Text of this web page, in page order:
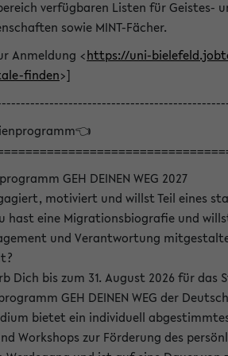
verfügbaren Listen für Geistes-
sowie MINT-Fächer.
Anmeldung <https://uni-
finden>]
GEH DEINEN WEG 2027
motiviert und willst Teil eines
hast eine Migrationsbiografie und
und Verantwortung
Dich bis zum 31. August 2026 für das
GEH DEINEN WEG der
bietet ein individuell
Workshops zur Förderung des